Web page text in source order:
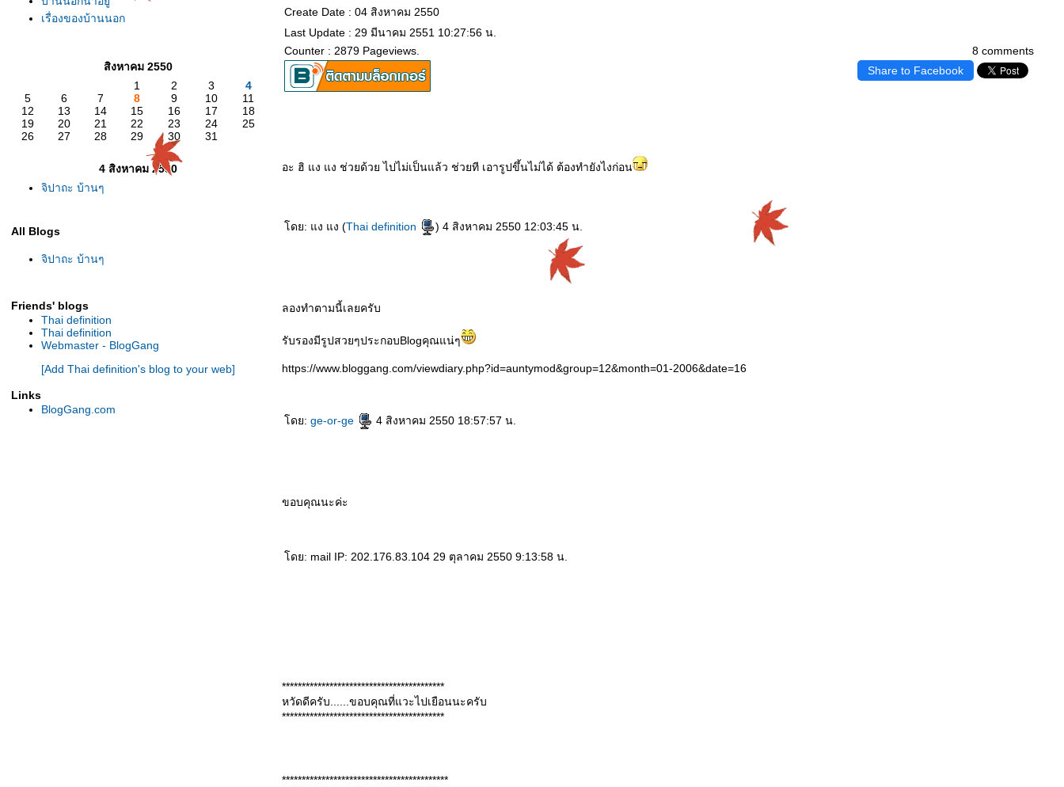
เรื่องของบ้านนอก
สิงหาคม 2550
1
2 3
4
5
6 7 8 9 10
11
12
13 14 15 16 17
18
19
20 21 22 23 24
25
26
27 28 29 30 31
4 สิงหาคม 2550
จิปาถะ บ้านๆ
All Blogs
จิปาถะ บ้านๆ
Friends' blogs
Thai definition
Thai definition
Webmaster - BlogGang
[Add Thai definition's blog to your web]
Links
BlogGang.com
Create Date : 04 สิงหาคม 2550
8 comments
Last Update : 29 มีนาคม 2551 10:27:56 น.
Counter : 2879 Pageviews.
Share to Facebook
อะ ฮิ แง แง ช่วยด้วย ไปไม่เป็นแล้ว ช่วยที เอารูปขึ้นไม่ได้ ต้องทำยังไงก่อน
ดย: แง แง (Thai definition ) 4 สิงหาคม 2550 12:03:45 น.
ลองทำตามนี้เลยครับ
รับรองมีรูปสวยๆประกอบBlogคุณแน่ๆ
https://www.bloggang.com/viewdiary.php?id=auntymod&group=12&month=01-2006&date=16
ดย: ge-or-ge 4 สิงหาคม 2550 18:57:57 น.
ขอบคุณนะค่ะ
ดย: mail IP: 202.176.83.104 29 ตุลาคม 2550 9:13:58 น.
*****************************************
หวัดดีครับ......ขอบคุณที่แวะไปเยือนนะครับ
*****************************************
******************************************